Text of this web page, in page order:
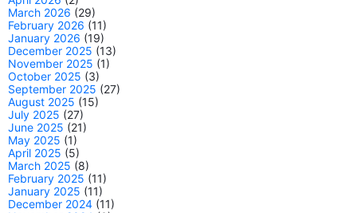
March 2026 (29)
February 2026 (11)
January 2026 (19)
December 2025 (13)
November 2025 (1)
October 2025 (3)
September 2025 (27)
August 2025 (15)
July 2025 (27)
June 2025 (21)
May 2025 (1)
April 2025 (5)
March 2025 (8)
February 2025 (11)
January 2025 (11)
December 2024 (11)